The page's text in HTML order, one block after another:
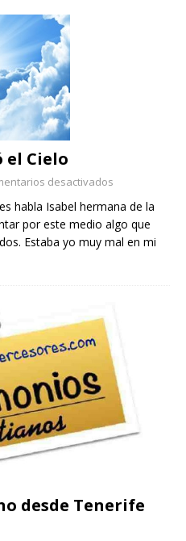
el Cielo
desactivados
habla Isabel hermana de la
por este medio algo que
Estaba yo muy mal en mi
desde Tenerife